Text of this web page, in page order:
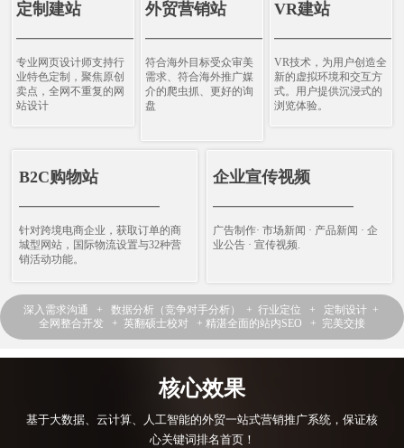
定制建站
————————————
专业网页设计师支持行
业特色定制，聚焦原创
卖点，全网不重复的网
站设计
外贸营销站
————————————
符合海外目标受众审美
需求、符合海外推广媒
介的爬虫抓、更好的询
盘
VR建站
VR技术，为用户创造全
新的虚拟环境和交互方
式。用户提供沉浸式的
浏览体验。
B2C购物站
————————————
针对跨境电商企业，获取订单的商
城型网站，国际物流设置与32种营
销活动功能。
企业宣传视频
————————————
广告制作· 市场新闻 · 产品新闻 · 企
业公告 · 宣传视频.
深入需求沟通 + 数据分析（竞争对手分析） + 行业定位 + 定制设计 +
全网整合开发 + 英翻硕士校对 + 精湛全面的站内SEO + 完美交接
核心效果
基于大数据、云计算、人工智能的外贸一站式营销推广系统，保证核
心关键词排名首页！